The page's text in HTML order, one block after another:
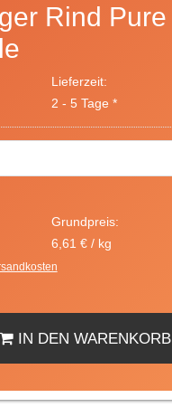
Rind Pure
Lieferzeit:
2 - 5 Tage *
Grundpreis:
6,61 € / kg
IN DEN WARENKORB